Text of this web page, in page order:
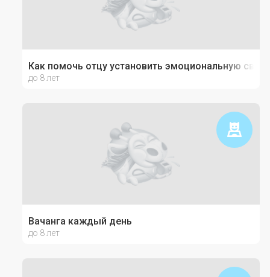
Как помочь отцу установить эмоциональную
до 8 лет
Вачанга каждый день
до 8 лет